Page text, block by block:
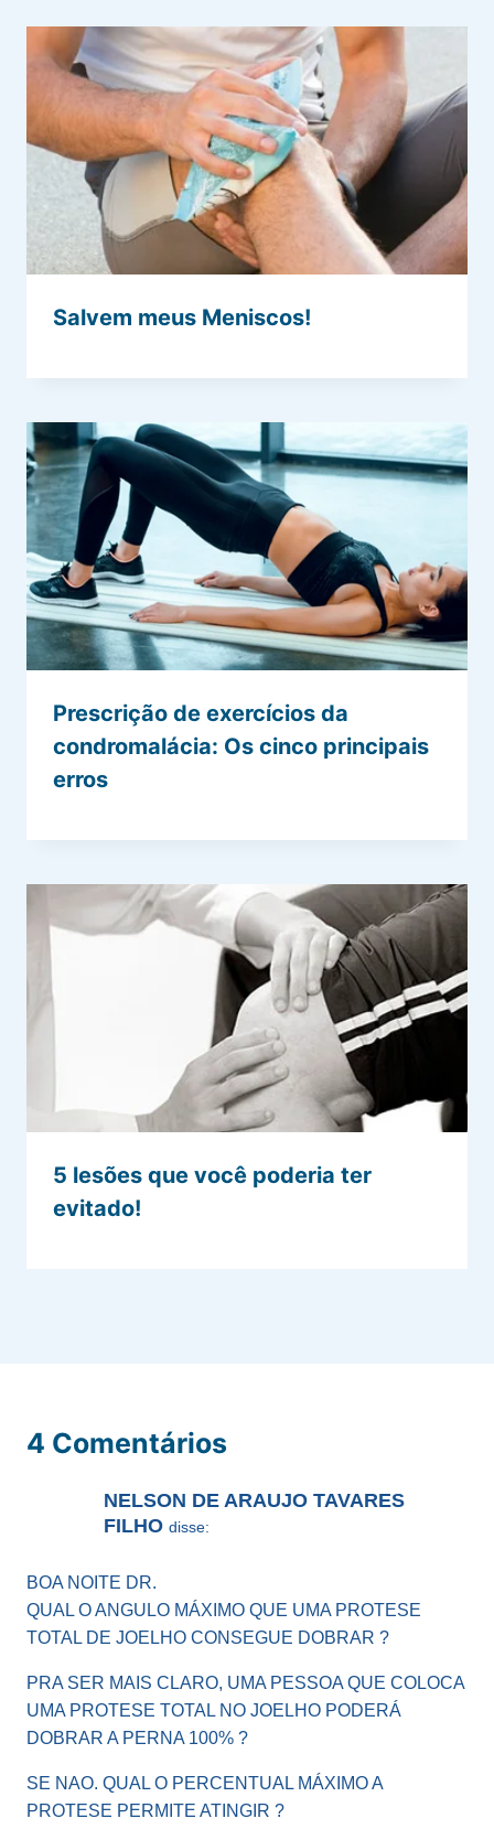
Salvem meus Meniscos!
Prescrição de exercícios da
condromalácia: Os cinco principais
erros
5 lesões que você poderia ter
evitado!
4 Comentários
NELSON DE ARAUJO TAVARES
FILHO disse:
BOA NOITE DR.
QUAL O ANGULO MÁXIMO QUE UMA PROTESE
TOTAL DE JOELHO CONSEGUE DOBRAR ?
PRA SER MAIS CLARO, UMA PESSOA QUE COLOCA
UMA PROTESE TOTAL NO JOELHO PODERÁ
DOBRAR A PERNA 100% ?
SE NAO. QUAL O PERCENTUAL MÁXIMO A
PROTESE PERMITE ATINGIR ?